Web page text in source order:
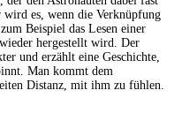
wird es, wenn die Verknüpfung
Beispiel das Lesen einer
hergestellt wird. Der
und erzählt eine Geschichte,
Man kommt dem
Distanz, mit ihm zu fühlen.